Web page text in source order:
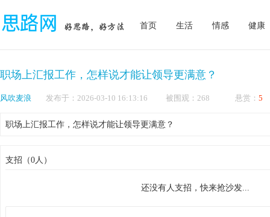
首页 生活 情感 健康
职场上汇报工作，怎样说才能让领导更满意？
风吹麦浪 发布于：2026-03-10 16:13:16 被围观：268 悬赏： 5
职场上汇报工作，怎样说才能让领导更满意？
支招（0人）
还没有人支招，快来抢沙发...